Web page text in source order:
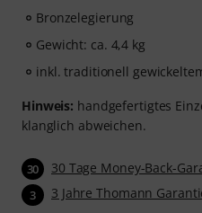
Bronzelegierung
Gewicht: ca. 4,4 kg
inkl. traditionell
Hinweis: handgefertigtes
klanglich abweichen.
30 30 Tage Money-Back-
3 3 Jahre Thomann